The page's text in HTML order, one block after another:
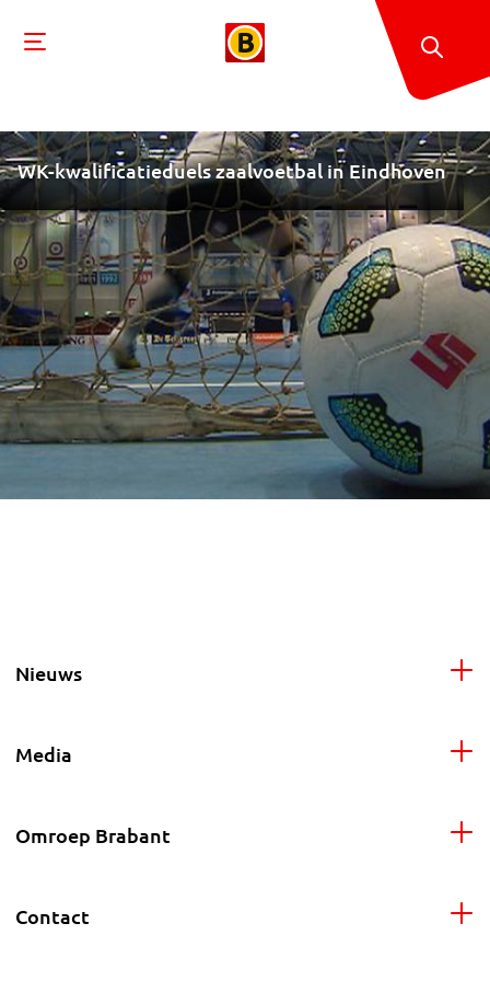
WK-kwalificatieduels zaalvoetbal in Eindhoven
Nieuws
Media
Omroep Brabant
Contact